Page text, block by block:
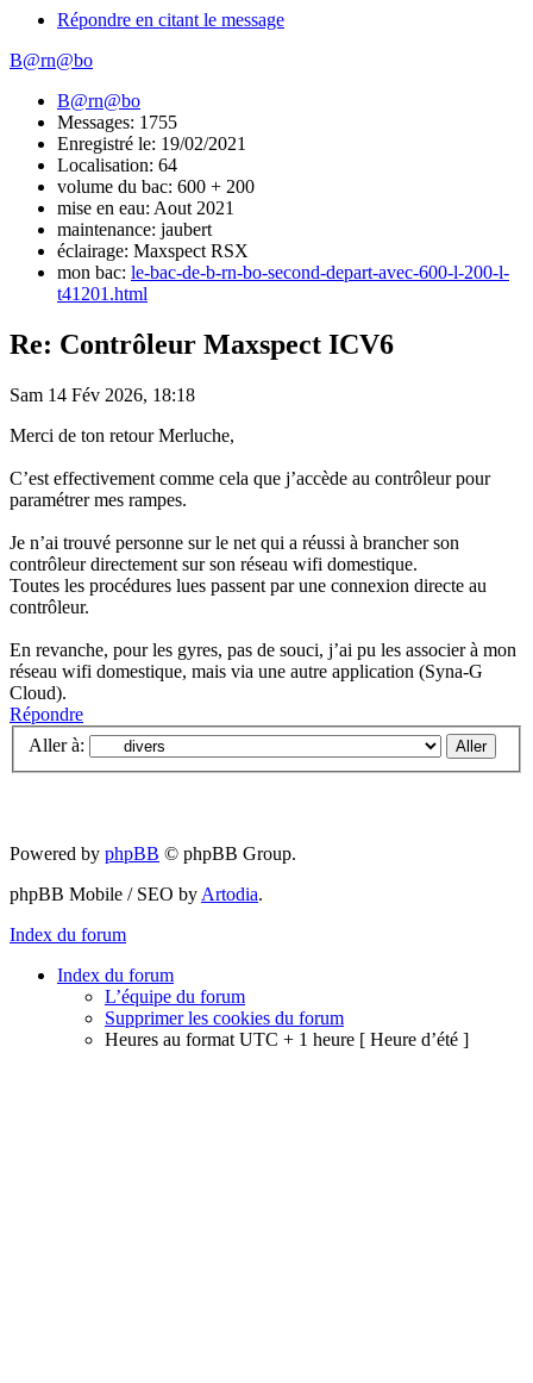
Répondre en citant le message
B@rn@bo
B@rn@bo
Messages: 1755
Enregistré le: 19/02/2021
Localisation: 64
volume du bac: 600 + 200
mise en eau: Aout 2021
maintenance: jaubert
éclairage: Maxspect RSX
mon bac: le-bac-de-b-rn-bo-second-depart-avec-600-l-200-l-
t41201.html
Re: Contrôleur Maxspect ICV6
Sam 14 Fév 2026, 18:18
Merci de ton retour Merluche,
C’est effectivement comme cela que j’accède au contrôleur pour
paramétrer mes rampes.
Je n’ai trouvé personne sur le net qui a réussi à brancher son
contrôleur directement sur son réseau wifi domestique.
Toutes les procédures lues passent par une connexion directe au
contrôleur.
En revanche, pour les gyres, pas de souci, j’ai pu les associer à mon
réseau wifi domestique, mais via une autre application (Syna-G
Cloud).
Répondre
Aller à:
Powered by phpBB © phpBB Group.
phpBB Mobile / SEO by Artodia.
Index du forum
Index du forum
L’équipe du forum
Supprimer les cookies du forum
Heures au format UTC + 1 heure [ Heure d’été ]